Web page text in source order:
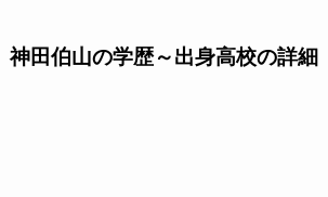
神田伯山の学歴～出身高校の詳細